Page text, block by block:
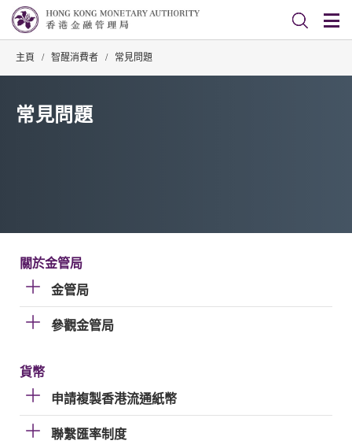
主頁 / 智醒消費者 / 常見問題
常見問題
關於金管局
金管局
參觀金管局
貨幣
申請複製香港流通紙幣
聯繫匯率制度